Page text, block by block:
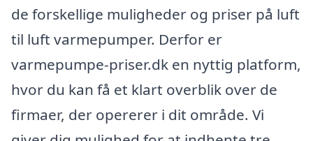
de forskellige muligheder og priser på luft
til luft varmepumper. Derfor er
varmepumpe-priser.dk en nyttig platform,
hvor du kan få et klart overblik over de
firmaer, der opererer i dit område. Vi